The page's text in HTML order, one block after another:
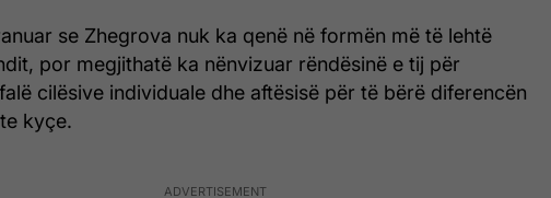
se Zhegrova nuk ka qenë në formën më të lehtë
por megjithatë ka nënvizuar rëndësinë e tij për
cilësive individuale dhe aftësisë për të bërë diferencën
kyçe.